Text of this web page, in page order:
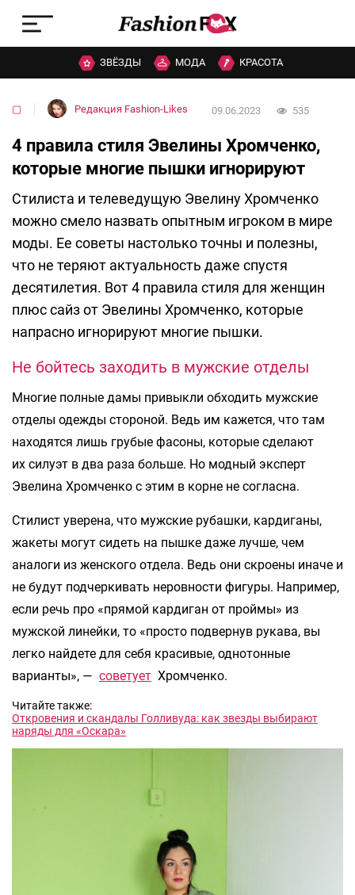
ЗВЁЗДЫ МОДА КРАСОТА
▢ Редакция Fashion-Likes 09.06.2023 535
4 правила стиля Эвелины Хромченко,
которые многие пышки игнорируют
Стилиста и телеведущую Эвелину Хромченко
можно смело назвать опытным игроком в мире
моды. Ее советы настолько точны и полезны,
что не теряют актуальность даже спустя
десятилетия. Вот 4 правила стиля для женщин
плюс сайз от Эвелины Хромченко, которые
напрасно игнорируют многие пышки.
Не бойтесь заходить в мужские отделы
Многие полные дамы привыкли обходить мужские
отделы одежды стороной. Ведь им кажется, что там
находятся лишь грубые фасоны, которые сделают
их силуэт в два раза больше. Но модный эксперт
Эвелина Хромченко с этим в корне не согласна.
Стилист уверена, что мужские рубашки, кардиганы,
жакеты могут сидеть на пышке даже лучше, чем
аналоги из женского отдела. Ведь они скроены иначе и
не будут подчеркивать неровности фигуры. Например,
если речь про «прямой кардиган от проймы» из
мужской линейки, то «просто подвернув рукава, вы
легко найдете для себя красивые, однотонные
варианты», — советует Хромченко.
Читайте также:
Откровения и скандалы Голливуда: как звезды выбирают
наряды для «Оскара»